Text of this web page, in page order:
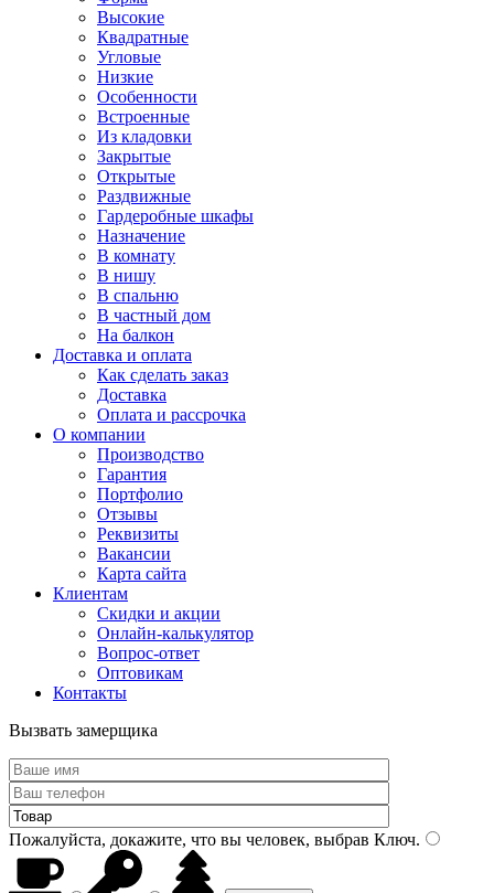
Высокие
Квадратные
Угловые
Низкие
Особенности
Встроенные
Из кладовки
Закрытые
Открытые
Раздвижные
Гардеробные шкафы
Назначение
В комнату
В нишу
В спальню
В частный дом
На балкон
Доставка и оплата
Как сделать заказ
Доставка
Оплата и рассрочка
О компании
Производство
Гарантия
Портфолио
Отзывы
Реквизиты
Вакансии
Карта сайта
Клиентам
Скидки и акции
Онлайн-калькулятор
Вопрос-ответ
Оптовикам
Контакты
Вызвать замерщика
Пожалуйста, докажите, что вы человек, выбрав Ключ.